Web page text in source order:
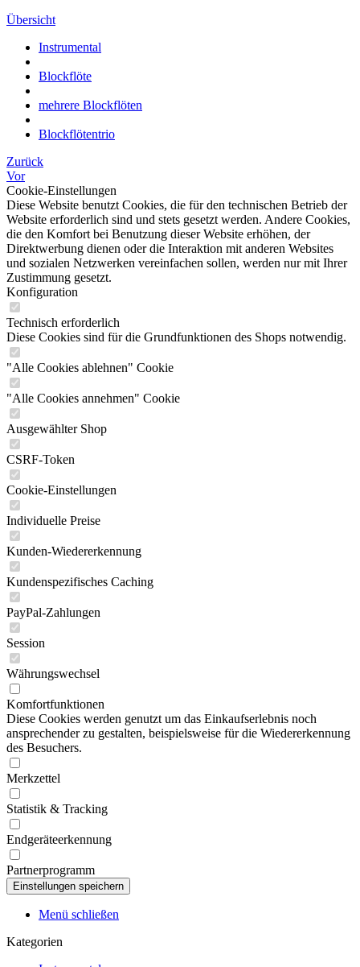
Übersicht
Instrumental
Blockflöte
mehrere Blockflöten
Blockflötentrio
Zurück
Vor
Cookie-Einstellungen
Diese Website benutzt Cookies, die für den technischen Betrieb der
Website erforderlich sind und stets gesetzt werden. Andere Cookies,
die den Komfort bei Benutzung dieser Website erhöhen, der
Direktwerbung dienen oder die Interaktion mit anderen Websites
und sozialen Netzwerken vereinfachen sollen, werden nur mit Ihrer
Zustimmung gesetzt.
Konfiguration
Technisch erforderlich
Diese Cookies sind für die Grundfunktionen des Shops notwendig.
"Alle Cookies ablehnen" Cookie
"Alle Cookies annehmen" Cookie
Ausgewählter Shop
CSRF-Token
Cookie-Einstellungen
Individuelle Preise
Kunden-Wiedererkennung
Kundenspezifisches Caching
PayPal-Zahlungen
Session
Währungswechsel
Komfortfunktionen
Diese Cookies werden genutzt um das Einkaufserlebnis noch
ansprechender zu gestalten, beispielsweise für die Wiedererkennung
des Besuchers.
Merkzettel
Statistik & Tracking
Endgeräteerkennung
Partnerprogramm
Menü schließen
Kategorien